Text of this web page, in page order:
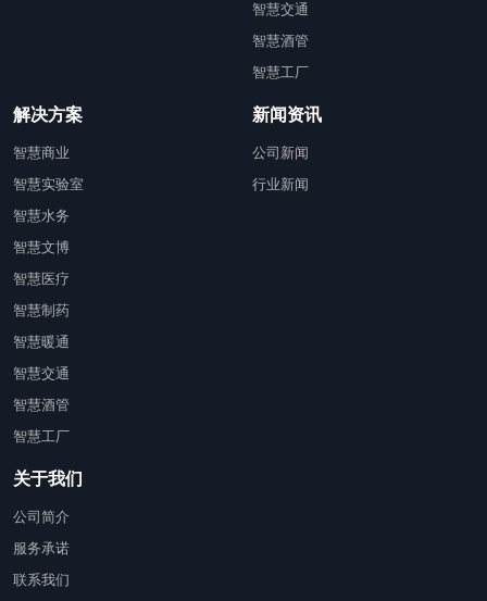
智慧交通
智慧酒管
智慧工厂
解决方案
智慧商业
智慧实验室
智慧水务
智慧文博
智慧医疗
智慧制药
智慧暖通
智慧交通
智慧酒管
智慧工厂
新闻资讯
公司新闻
行业新闻
关于我们
公司简介
服务承诺
联系我们